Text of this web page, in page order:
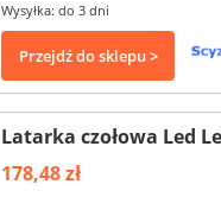
Wysyłka: do 3 dni
Przejdź do sklepu >
Latarka czołowa Led
178,48 zł